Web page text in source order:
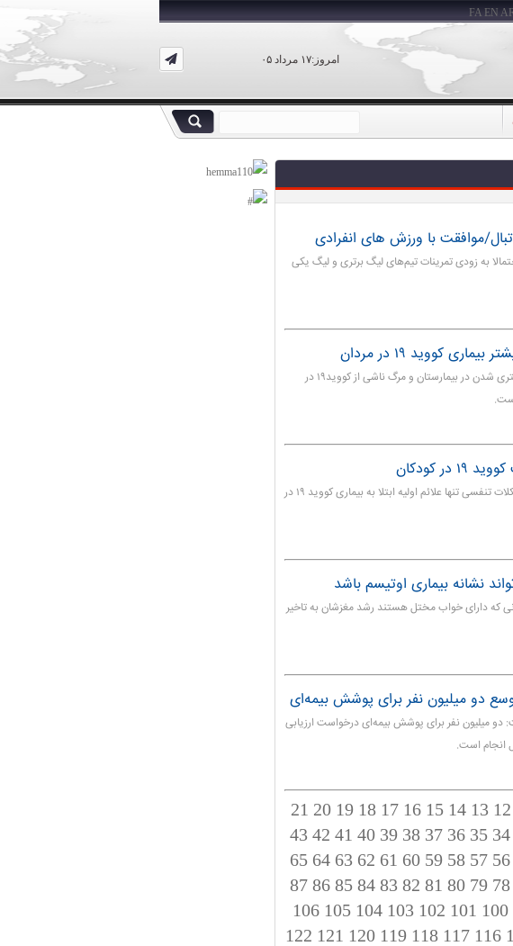
امروز:۱۷ مرداد ۰۵
FA EN
موافقت با ورزش های انفرادی
به زودی تمرینات تیم‌های لیگ برتری و لیگ یکی
کووید ۱۹ در مردان
از زمان شیوع کروناویروس، نرخ بستری شدن در بیمارستان و مرگ ناشی از کووید۱۹ در
کودکان
به گفته محققان، سرفه یا سایر مشکلات تنفسی تنها علائم اولیه ابتلا به بیماری کووید ۱۹ در
نشانه بیماری اوتیسم باشد
که دارای خواب مختل هستند رشد مغزشان به تاخیر
دو میلیون نفر برای پوشش بیمه‌ای
میلیون نفر برای پوشش بیمه‌ای درخواست ارزیابی
انجام است.
12
13
14
15
16
17
18
19
20
21
34
35
36
37
38
39
40
41
42
43
56
57
58
59
60
61
62
63
64
65
78
79
80
81
82
83
84
85
86
87
100
101
102
103
104
105
106
116
117
118
119
120
121
122